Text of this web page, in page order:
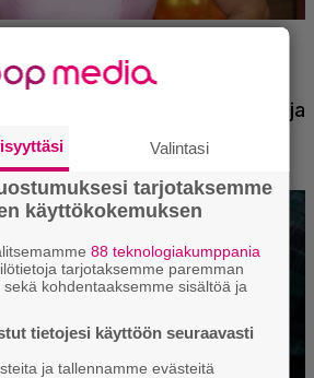
Valintasi
tarjotaksemme
käyttökokemuksen
88 teknologiakumppania
tarjotaksemme paremman
kohdentaaksemme sisältöä ja
tietojesi käyttöön seuraavasti
ja tallennamme evästeitä